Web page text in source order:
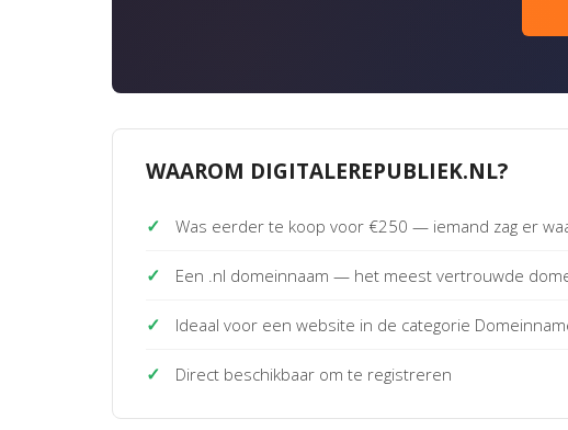
WAAROM DIGITALEREPUBLIEK.NL?
✓ Was eerder te koop voor €250 — iemand zag er
✓ Een .nl domeinnaam — het meest vertrouwde
✓ Ideaal voor een website in de categorie
✓ Direct beschikbaar om te registreren